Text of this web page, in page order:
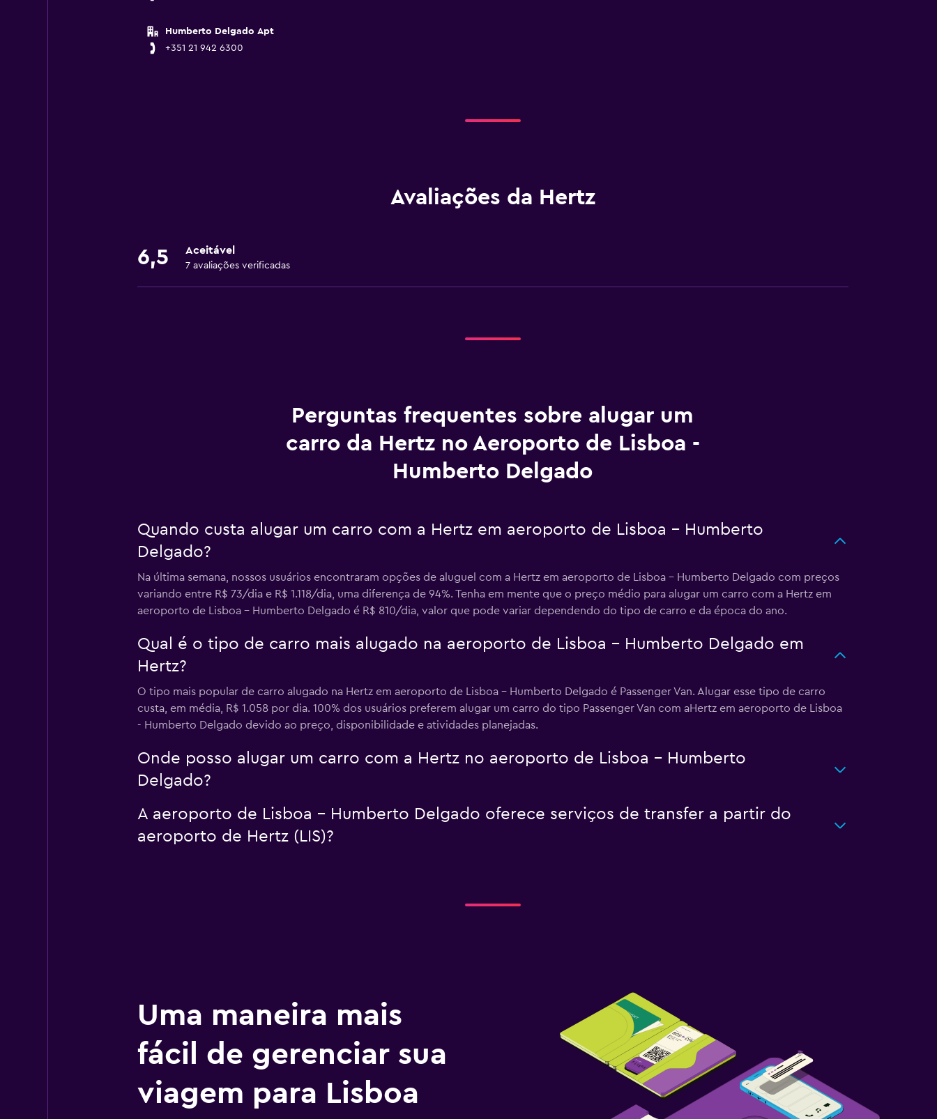
Humberto Delgado Apt
+351 21 942 6300
Avaliações da Hertz
6,5 Aceitável
7 avaliações verificadas
Perguntas frequentes sobre alugar um
carro da Hertz no Aeroporto de Lisboa -
Humberto Delgado
Quando custa alugar um carro com a Hertz em aeroporto de Lisboa - Humberto
Delgado?
Na última semana, nossos usuários encontraram opções de aluguel com a Hertz em aeroporto de Lisboa - Humberto Delgado com preços
variando entre R$ 73/dia e R$ 1.118/dia, uma diferença de 94%. Tenha em mente que o preço médio para alugar um carro com a Hertz em
aeroporto de Lisboa - Humberto Delgado é R$ 810/dia, valor que pode variar dependendo do tipo de carro e da época do ano.
Qual é o tipo de carro mais alugado na aeroporto de Lisboa - Humberto Delgado em
Hertz?
O tipo mais popular de carro alugado na Hertz em aeroporto de Lisboa - Humberto Delgado é Passenger Van. Alugar esse tipo de carro
custa, em média, R$ 1.058 por dia. 100% dos usuários preferem alugar um carro do tipo Passenger Van com aHertz em aeroporto de Lisboa
- Humberto Delgado devido ao preço, disponibilidade e atividades planejadas.
Onde posso alugar um carro com a Hertz no aeroporto de Lisboa - Humberto
Delgado?
A aeroporto de Lisboa - Humberto Delgado oferece serviços de transfer a partir do
aeroporto de Hertz (LIS)?
Uma maneira mais
fácil de gerenciar sua
viagem para Lisboa